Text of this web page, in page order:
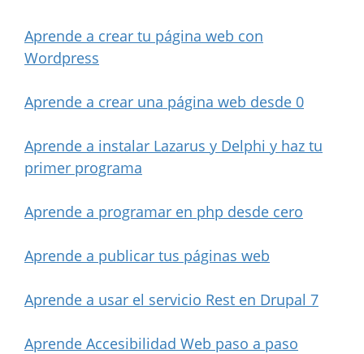
Aprende a crear tu página web con
Wordpress
Aprende a crear una página web desde 0
Aprende a instalar Lazarus y Delphi y haz tu
primer programa
Aprende a programar en php desde cero
Aprende a publicar tus páginas web
Aprende a usar el servicio Rest en Drupal 7
Aprende Accesibilidad Web paso a paso